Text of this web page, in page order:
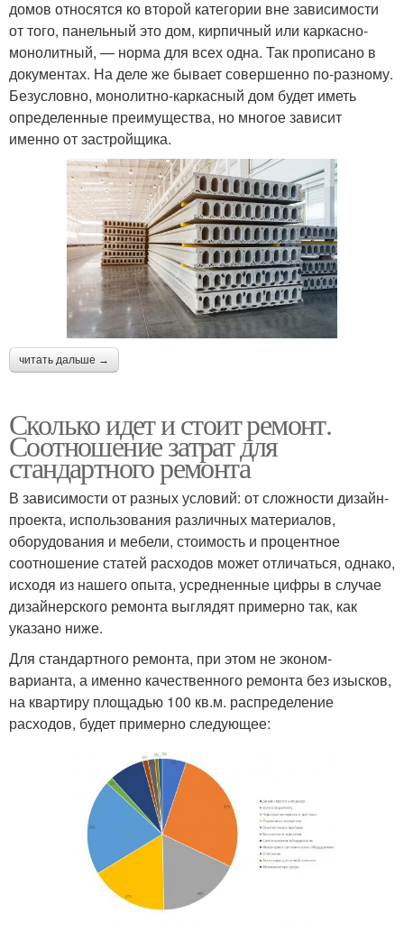
домов относятся ко второй категории вне зависимости
от того, панельный это дом, кирпичный или каркасно-
монолитный, — норма для всех одна. Так прописано в
документах. На деле же бывает совершенно по-разному.
Безусловно, монолитно-каркасный дом будет иметь
определенные преимущества, но многое зависит
именно от застройщика.
читать дальше →
Сколько идет и стоит ремонт.
Соотношение затрат для
стандартного ремонта
В зависимости от разных условий: от сложности дизайн-
проекта, использования различных материалов,
оборудования и мебели, стоимость и процентное
соотношение статей расходов может отличаться, однако,
исходя из нашего опыта, усредненные цифры в случае
дизайнерского ремонта выглядят примерно так, как
указано ниже.
Для стандартного ремонта, при этом не эконом-
варианта, а именно качественного ремонта без изысков,
на квартиру площадью 100 кв.м. распределение
расходов, будет примерно следующее: